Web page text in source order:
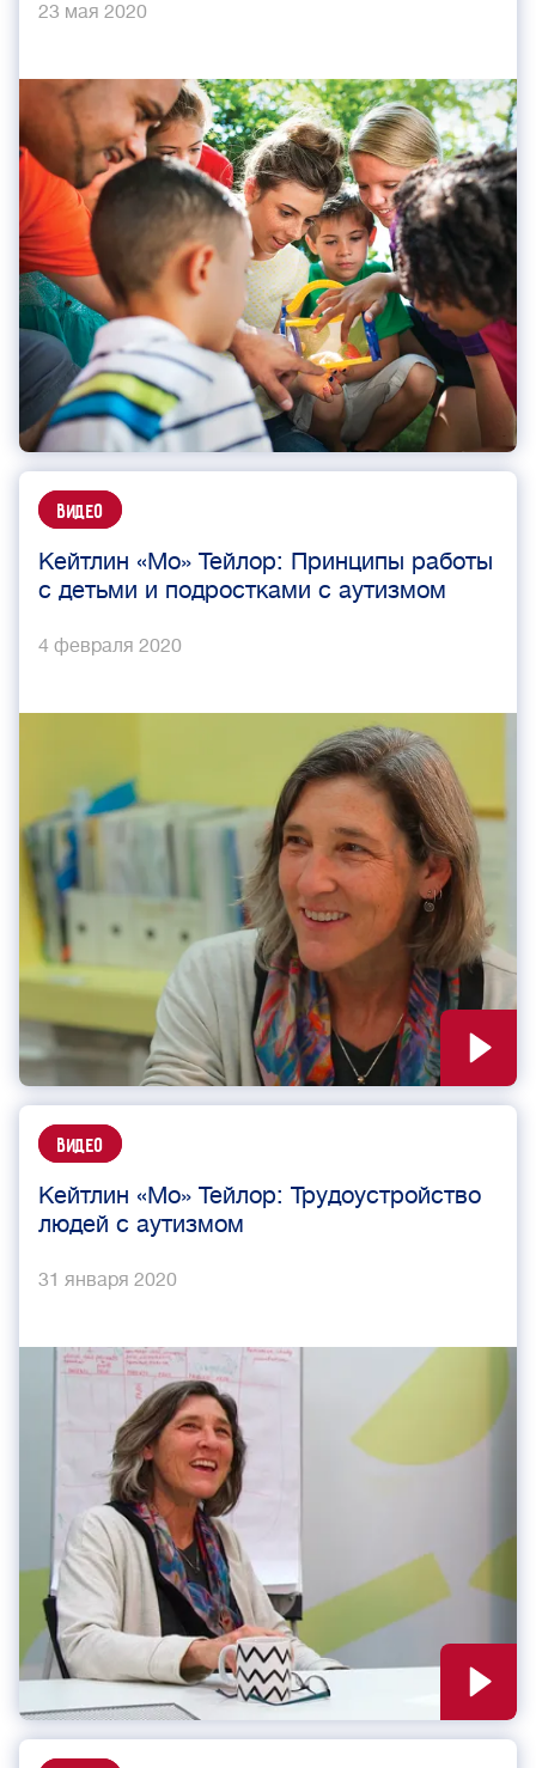
23 мая 2020
Видео
Кейтлин «Мо» Тейлор: Принципы работы
с детьми и подростками с аутизмом
4 февраля 2020
Видео
Кейтлин «Мо» Тейлор: Трудоустройство
людей с аутизмом
31 января 2020